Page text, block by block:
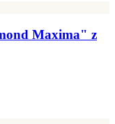
Maxima" z